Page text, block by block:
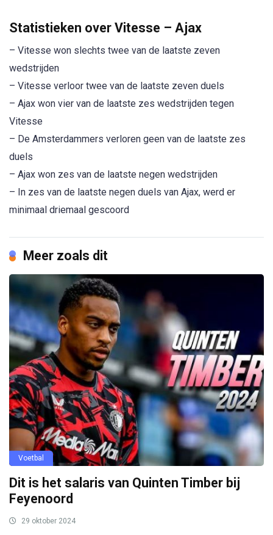
Statistieken over Vitesse – Ajax
– Vitesse won slechts twee van de laatste zeven
wedstrijden
– Vitesse verloor twee van de laatste zeven duels
– Ajax won vier van de laatste zes wedstrijden tegen
Vitesse
– De Amsterdammers verloren geen van de laatste zes
duels
– Ajax won zes van de laatste negen wedstrijden
– In zes van de laatste negen duels van Ajax, werd er
minimaal driemaal gescoord
Meer zoals dit
Voetbal
Dit is het salaris van Quinten Timber bij
Feyenoord
29 oktober 2024